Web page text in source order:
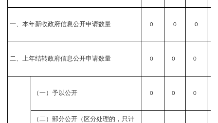
一、本年新收政府信息公开申请数量 0 0 0
二、上年结转政府信息公开申请数量 0 0 0
（一）予以公开 0 0 0
（二）部分公开（区分处理的，只计